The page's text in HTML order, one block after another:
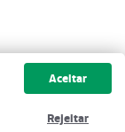
Aceitar
Rejeitar